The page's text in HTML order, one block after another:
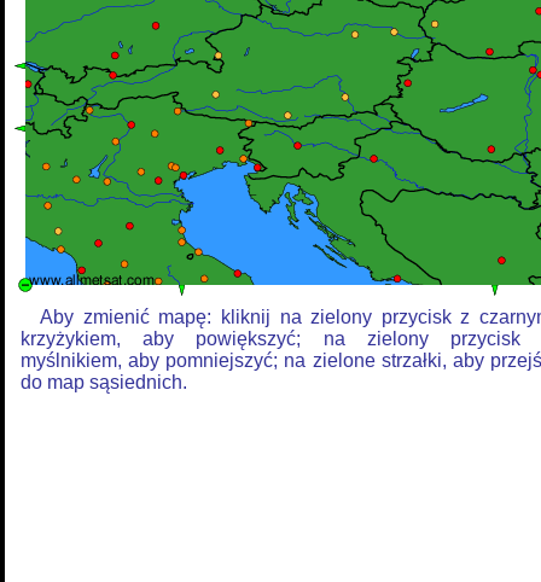
Aby zmienić mapę: kliknij na zielony przycisk z
krzyżykiem, aby powiększyć; na zielony przycisk
myślnikiem, aby pomniejszyć; na zielone strzałki, aby
do map sąsiednich.